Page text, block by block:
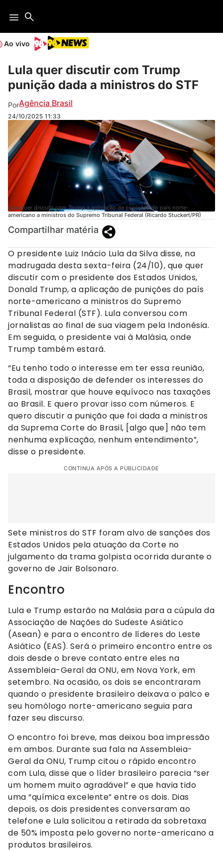
Ao vivo
Lula quer discutir com Trump
punição dada a ministros do STF
PorAgência Brasil
24/10/2025 11:33
Lula quer discutir com Trump a aplicação de punições do país norte-
americano a ministros do Supremo Tribunal Federal (Ricardo Stuckert/PR)
Compartilhar matéria
O presidente Luiz Inácio Lula da Silva disse, na
madrugada desta sexta-feira (24/10), que quer
discutir com o presidente dos Estados Unidos,
Donald Trump, a aplicação de punições do país
norte-americano a ministros do Supremo
Tribunal Federal (STF). Lula conversou com
jornalistas ao final de sua viagem pela Indonésia.
Em seguida, o presidente vai à Malásia, onde
Trump também estará.
“Eu tenho todo o interesse em ter essa reunião,
toda a disposição de defender os interesses do
Brasil, mostrar que houve equívoco nas taxações
ao Brasil. E quero provar isso com números. E
quero discutir a punição que foi dada a ministros
da Suprema Corte do Brasil, [algo que] não tem
nenhuma explicação, nenhum entendimento”,
disse o presidente.
CONTINUA APÓS A PUBLICIDADE
Sete ministros do STF foram alvo de sanções dos
Estados Unidos pela atuação da Corte no
julgamento da trama golpista ocorrida durante o
governo de Jair Bolsonaro.
Encontro
Lula e Trump estarão na Malásia para a cúpula da
Associação de Nações do Sudeste Asiático
(Asean) e para o encontro de líderes do Leste
Asiático (EAS). Será o primeiro encontro entre os
dois desde o breve contato entre eles na
Assembleia-Geral da ONU, em Nova York, em
setembro. Na ocasião, os dois se encontraram
quando o presidente brasileiro deixava o palco e
seu homólogo norte-americano seguia para
fazer seu discurso.
O encontro foi breve, mas deixou boa impressão
em ambos. Durante sua fala na Assembleia-
Geral da ONU, Trump citou o rápido encontro
com Lula, disse que o líder brasileiro parecia “ser
um homem muito agradável” e que havia tido
uma “química excelente” entre os dois. Dias
depois, os dois presidentes conversaram ao
telefone e Lula solicitou a retirada da sobretaxa
de 50% imposta pelo governo norte-americano a
produtos brasileiros.